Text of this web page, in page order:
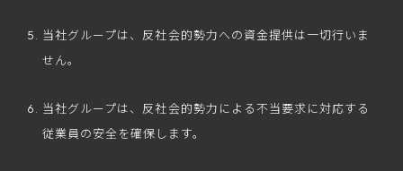
当社グループは、反社会的勢力への資金提供は一切行いま
せん。
当社グループは、反社会的勢力による不当要求に対応する
従業員の安全を確保します。